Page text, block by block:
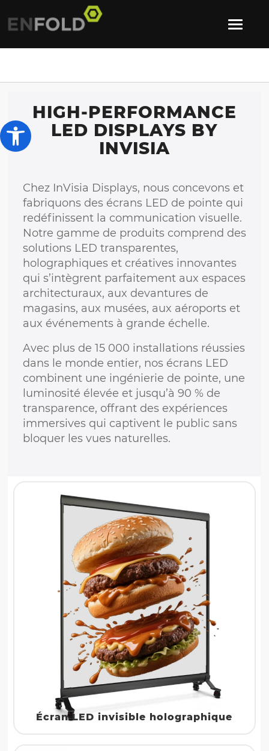
HIGH-PERFORMANCE
LED DISPLAYS BY
INVISIA
Chez InVisia Displays, nous concevons et
fabriquons des écrans LED de pointe qui
redéfinissent la communication visuelle.
Notre gamme de produits comprend des
solutions LED transparentes,
holographiques et créatives innovantes
qui s’intègrent parfaitement aux espaces
architecturaux, aux devantures de
magasins, aux musées, aux aéroports et
aux événements à grande échelle.
Avec plus de 15 000 installations réussies
dans le monde entier, nos écrans LED
combinent une ingénierie de pointe, une
luminosité élevée et jusqu’à 90 % de
transparence, offrant des expériences
immersives qui captivent le public sans
bloquer les vues naturelles.
Écran LED invisible holographique
Ouvrir la barre d’outils